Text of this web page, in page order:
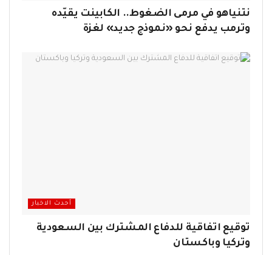
نتنياهو في مرمى الضغوط.. الكابينت يقيّده
وترمب يدفع نحو «نموذج جديد» لغزة
أحدث الاخبار
توقيع اتفاقية للدفاع المشترك بين السعودية
وتركيا وباكستان